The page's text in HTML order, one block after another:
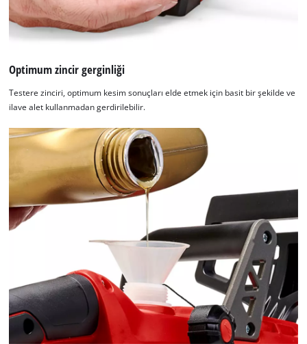
Optimum zincir gerginliği
Testere zinciri, optimum kesim sonuçları elde etmek için basit bir şekilde ve
ilave alet kullanmadan gerdirilebilir.